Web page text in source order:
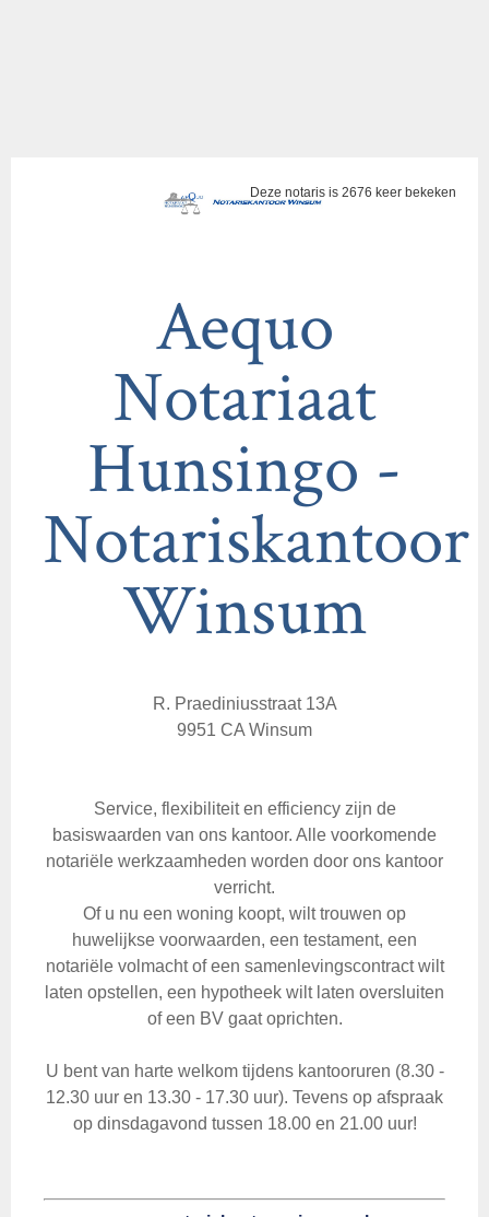
Deze notaris is 2676 keer bekeken
Aequo
Notariaat
Hunsingo -
Notariskantoor
Winsum
R. Praediniusstraat 13A
9951 CA Winsum
Service, flexibiliteit en efficiency zijn de
basiswaarden van ons kantoor. Alle voorkomende
notariële werkzaamheden worden door ons kantoor
verricht.
Of u nu een woning koopt, wilt trouwen op
huwelijkse voorwaarden, een testament, een
notariële volmacht of een samenlevingscontract wilt
laten opstellen, een hypotheek wilt laten oversluiten
of een BV gaat oprichten.
U bent van harte welkom tijdens kantooruren (8.30 -
12.30 uur en 13.30 - 17.30 uur). Tevens op afspraak
op dinsdagavond tussen 18.00 en 21.00 uur!